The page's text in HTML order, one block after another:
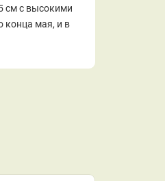
см с высокими
конца мая, и в